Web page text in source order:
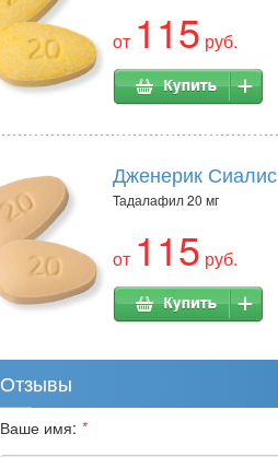
от 115 руб.
Дженерик Сиалис
Тадалафил 20 мг
от 115 руб.
Отзывы
Ваше имя: *